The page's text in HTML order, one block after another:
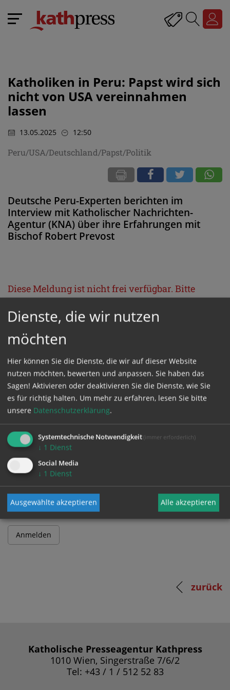
Katholiken in Peru: Papst wird sich
nicht von USA vereinnahmen
lassen
13.05.2025 12:50
Peru/USA/Deutschland/Papst/Politik
Deutsche Peru-Experten berichten im
Interview mit Katholischer Nachrichten-
Agentur (KNA) über ihre Erfahrungen mit
Bischof Robert Prevost
Diese Meldung ist nicht frei verfügbar. Bitte
ProduktKathpress_online.
GESCHÜTZTER BEREICH
Bitte melden Sie sich mit Ihrem Benutzernamen
und Passwort an.
Benutzername
Passwort
zurück
Katholische Presseagentur Kathpress
1010 Wien, Singerstraße 7/6/2
Tel: +43 / 1 / 512 52 83
Dienste, die wir nutzen
möchten
Hier können Sie die Dienste, die wir auf dieser Website
nutzen möchten, bewerten und anpassen. Sie haben das
Sagen! Aktivieren oder deaktivieren Sie die Dienste, wie Sie
es für richtig halten. Um mehr zu erfahren, lesen Sie bitte
unsere Datenschutzerklärung.
Systemtechnische Notwendigkeit (immer erforderlich)
↓ 1 Dienst
Social Media
↓ 1 Dienst
Ausgewählte akzeptieren Alle akzeptieren